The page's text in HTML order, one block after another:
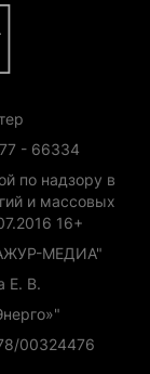
- 66334
по надзору в
и массовых
16+
МЕДИА"
Е. В.
00324476